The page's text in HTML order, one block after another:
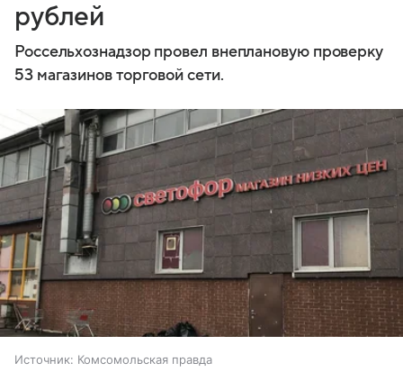
рублей
Россельхознадзор провел внеплановую проверку
53 магазинов торговой сети.
Источник: Комсомольская правда